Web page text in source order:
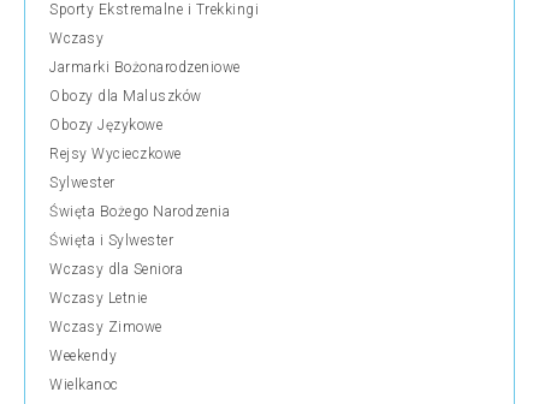
Sporty Ekstremalne i Trekkingi
Wczasy
Jarmarki Bożonarodzeniowe
Obozy dla Maluszków
Obozy Językowe
Rejsy Wycieczkowe
Sylwester
Święta Bożego Narodzenia
Święta i Sylwester
Wczasy dla Seniora
Wczasy Letnie
Wczasy Zimowe
Weekendy
Wielkanoc